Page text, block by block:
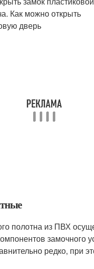
полотна из ПВХ
замочного
редко, при